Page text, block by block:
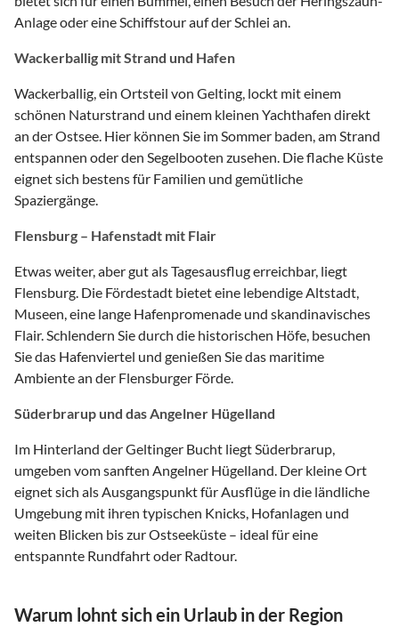
Anlage oder eine Schiffstour auf der Schlei an.
Wackerballig mit Strand und Hafen
Wackerballig, ein Ortsteil von Gelting, lockt mit einem
schönen Naturstrand und einem kleinen Yachthafen direkt
an der Ostsee. Hier können Sie im Sommer baden, am Strand
entspannen oder den Segelbooten zusehen. Die flache Küste
eignet sich bestens für Familien und gemütliche
Spaziergänge.
Flensburg – Hafenstadt mit Flair
Etwas weiter, aber gut als Tagesausflug erreichbar, liegt
Flensburg. Die Fördestadt bietet eine lebendige Altstadt,
Museen, eine lange Hafenpromenade und skandinavisches
Flair. Schlendern Sie durch die historischen Höfe, besuchen
Sie das Hafenviertel und genießen Sie das maritime
Ambiente an der Flensburger Förde.
Süderbrarup und das Angelner Hügelland
Im Hinterland der Geltinger Bucht liegt Süderbrarup,
umgeben vom sanften Angelner Hügelland. Der kleine Ort
eignet sich als Ausgangspunkt für Ausflüge in die ländliche
Umgebung mit ihren typischen Knicks, Hofanlagen und
weiten Blicken bis zur Ostseeküste – ideal für eine
entspannte Rundfahrt oder Radtour.
Warum lohnt sich ein Urlaub in der Region